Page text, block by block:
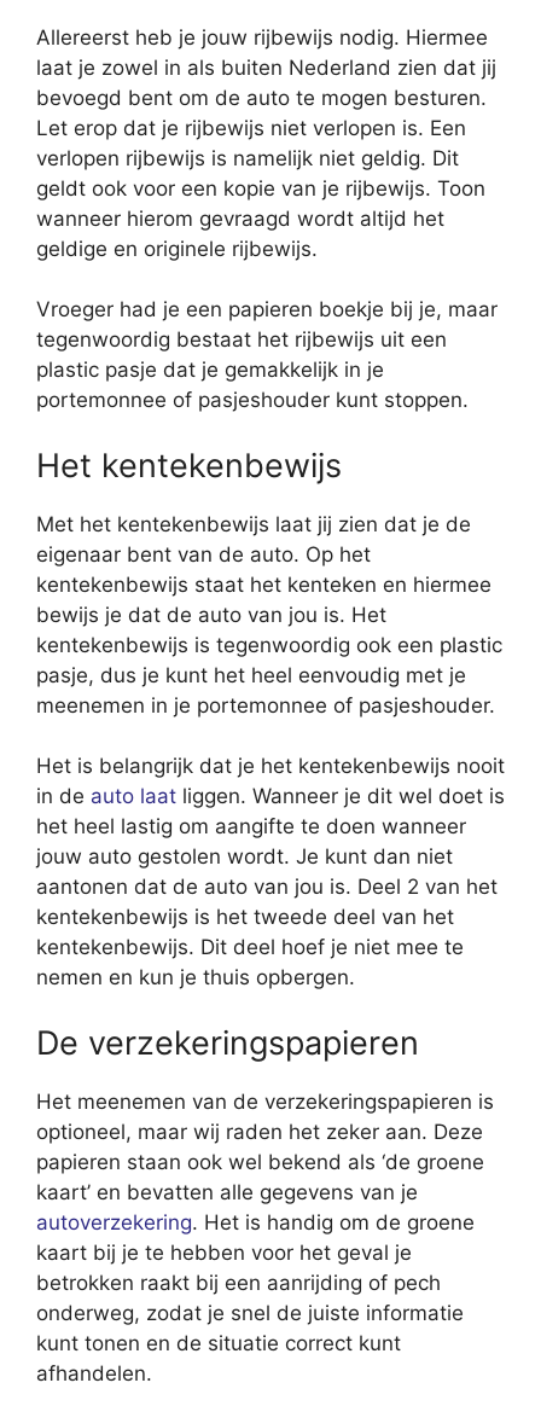
Allereerst heb je jouw rijbewijs nodig. Hiermee
laat je zowel in als buiten Nederland zien dat jij
bevoegd bent om de auto te mogen besturen.
Let erop dat je rijbewijs niet verlopen is. Een
verlopen rijbewijs is namelijk niet geldig. Dit
geldt ook voor een kopie van je rijbewijs. Toon
wanneer hierom gevraagd wordt altijd het
geldige en originele rijbewijs.
Vroeger had je een papieren boekje bij je, maar
tegenwoordig bestaat het rijbewijs uit een
plastic pasje dat je gemakkelijk in je
portemonnee of pasjeshouder kunt stoppen.
Het kentekenbewijs
Met het kentekenbewijs laat jij zien dat je de
eigenaar bent van de auto. Op het
kentekenbewijs staat het kenteken en hiermee
bewijs je dat de auto van jou is. Het
kentekenbewijs is tegenwoordig ook een plastic
pasje, dus je kunt het heel eenvoudig met je
meenemen in je portemonnee of pasjeshouder.
Het is belangrijk dat je het kentekenbewijs nooit
in de auto laat liggen. Wanneer je dit wel doet is
het heel lastig om aangifte te doen wanneer
jouw auto gestolen wordt. Je kunt dan niet
aantonen dat de auto van jou is. Deel 2 van het
kentekenbewijs is het tweede deel van het
kentekenbewijs. Dit deel hoef je niet mee te
nemen en kun je thuis opbergen.
De verzekeringspapieren
Het meenemen van de verzekeringspapieren is
optioneel, maar wij raden het zeker aan. Deze
papieren staan ook wel bekend als ‘de groene
kaart’ en bevatten alle gegevens van je
autoverzekering. Het is handig om de groene
kaart bij je te hebben voor het geval je
betrokken raakt bij een aanrijding of pech
onderweg, zodat je snel de juiste informatie
kunt tonen en de situatie correct kunt
afhandelen.